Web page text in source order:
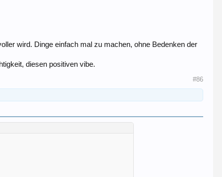
wird. Dinge einfach mal zu machen, ohne Bedenken der
diesen positiven vibe.
#86